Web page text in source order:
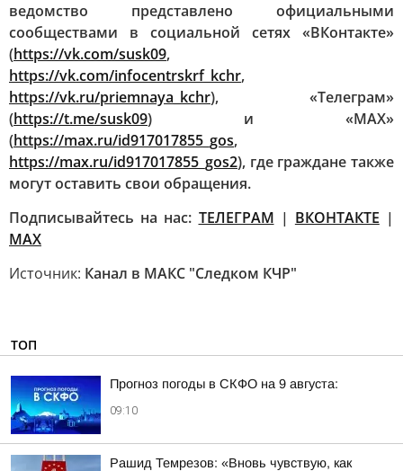
ведомство представлено официальными
сообществами в социальной сетях «ВКонтакте»
(https://vk.com/susk09,
https://vk.com/infocentrskrf_kchr,
https://vk.ru/priemnaya_kchr), «Телеграм»
(https://t.me/susk09) и «МАХ»
(https://max.ru/id917017855_gos,
https://max.ru/id917017855_gos2), где граждане также
могут оставить свои обращения.
Подписывайтесь на нас: ТЕЛЕГРАМ | ВКОНТАКТЕ |
МАХ
Источник: Канал в МАКС "Следком КЧР"
ТОП
Прогноз погоды в СКФО на 9 августа:
09:10
Рашид Темрезов: «Вновь чувствую, как